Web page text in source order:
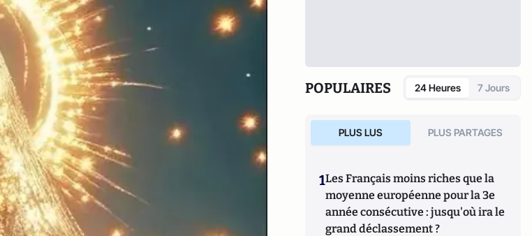
POPULAIRES 24 Heures 7 Jours
PLUS LUS PLUS PARTAGES
1Les Français moins riches que la
moyenne européenne pour la 3e
année consécutive : jusqu'où ira le
grand déclassement ?